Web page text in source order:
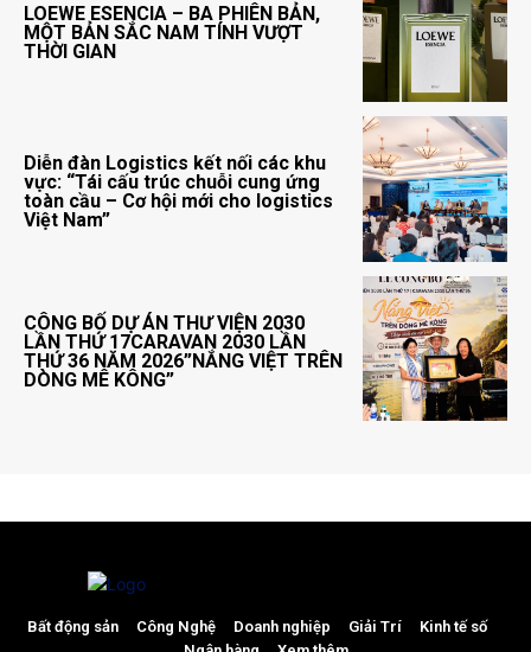
LOEWE ESENCIA – BA PHIÊN BẢN,
MỘT BẢN SẮC NAM TÍNH VƯỢT
THỜI GIAN
Diễn đàn Logistics kết nối các khu
vực: “Tái cấu trúc chuỗi cung ứng
toàn cầu – Cơ hội mới cho logistics
Việt Nam”
CÔNG BỐ DỰ ÁN THƯ VIỆN 2030
LẦN THỨ 17CARAVAN 2030 LẦN
THỨ 36 NĂM 2026”NẮNG VIỆT TRÊN
DÒNG MÊ KÔNG”
Bất động sản Công Nghệ Doanh nghiệp Giải Trí
Kinh tế số